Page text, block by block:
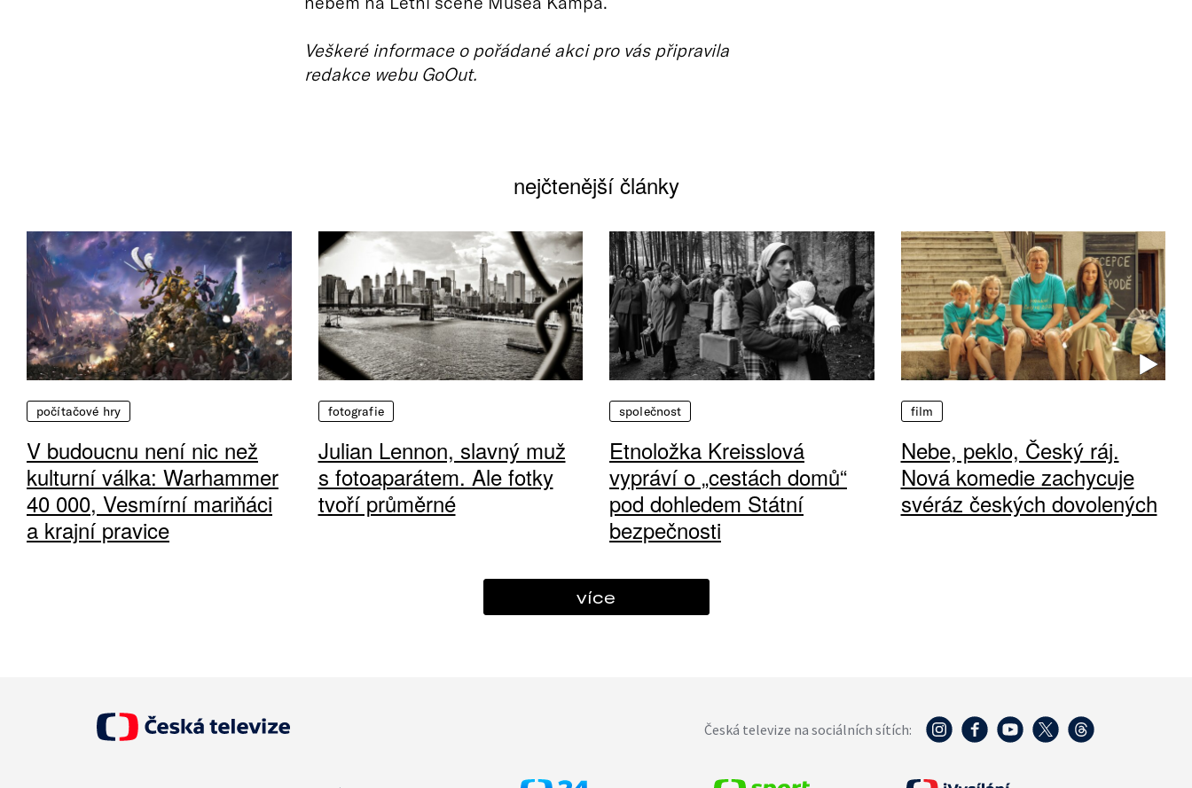
Veškeré informace o pořádané akci pro vás připravila
redakce webu GoOut.
nejčtenější články
počítačové hry
V budoucnu není nic než
kulturní válka: Warhammer
40 000, Vesmírní mariňáci
a krajní pravice
fotografie
Julian Lennon, slavný muž
s fotoaparátem. Ale fotky
tvoří průměrné
společnost
Etnoložka Kreisslová
vypráví o „cestách domů“
pod dohledem Státní
bezpečnosti
film
Nebe, peklo, Český ráj.
Nová komedie zachycuje
svéráz českých dovolených
více
Česká televize na sociálních sítích: